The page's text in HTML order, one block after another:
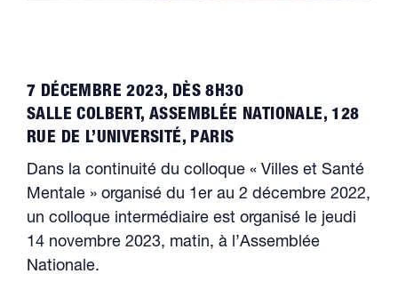
7 DÉCEMBRE 2023, DÈS 8H30
SALLE COLBERT, ASSEMBLÉE NATIONALE, 128
RUE DE L’UNIVERSITÉ, PARIS
Dans la continuité du colloque « Villes et Santé
Mentale » organisé du 1er au 2 décembre 2022,
un colloque intermédiaire est organisé le jeudi
14 novembre 2023, matin, à l’Assemblée
Nationale.